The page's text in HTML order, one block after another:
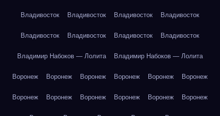
Владивосток Владивосток Владивосток Владивосток
Владивосток Владивосток Владивосток Владивосток
Владимир Набоков — Лолита Владимир Набоков — Лолита
Воронеж Воронеж Воронеж Воронеж Воронеж Воронеж
Воронеж Воронеж Воронеж Воронеж Воронеж Воронеж